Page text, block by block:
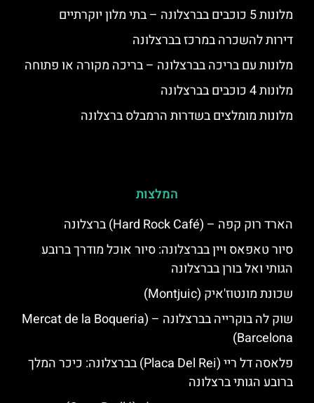
מלונות 5 כוכבים בברצלונה – בתי מלון יוקרתיים
דירות להשכרה במרכז בברצלונה
מלונות עם בריכה בברצלונה – בריכה מקורה או פתוחה
מלונות 4 כוכבים בברצלונה
מלונות מומלצים בשדרות הרמבלס ברצלונה
המלצות
הארד רוק קפה – (Hard Rock Café) ברצלונה
סיור טאפאס ויין בברצלונה: סיור אוכל מודרך ברובע
הגותי ואל בורן בברצלונה
שכונת מונטוז'איק (Montjuic)
שוק לה בוקרייה בברצלונה – (Mercat de la Boqueria
Barcelona)
פלאסה דל ריי (Placa Del Rei) בברצלונה: כיכר המלך
ברובע הגותי ברצלונה